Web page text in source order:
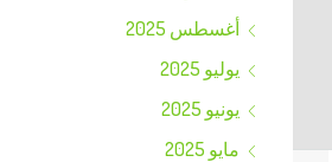
At least 64 GB
أغسطس 2025
يوليو 2025
يونيو 2025
مايو 2025